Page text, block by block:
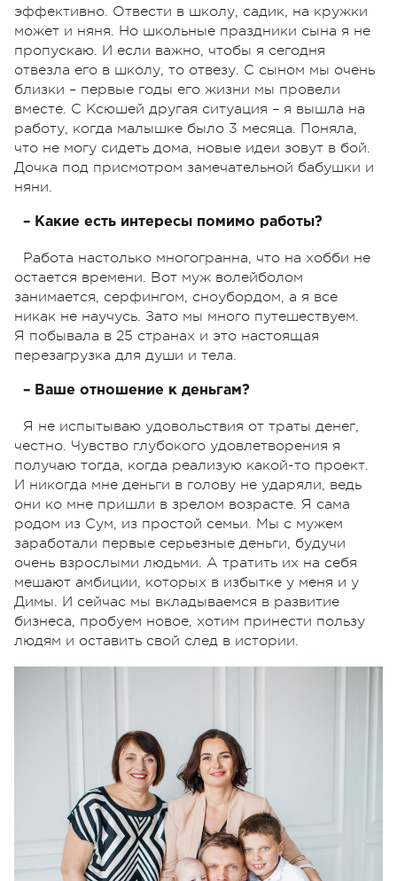
эффективно. Отвести в школу, садик, на кружки
может и няня. Но школьные праздники сына я не
пропускаю. И если важно, чтобы я сегодня
отвезла его в школу, то отвезу. С сыном мы очень
близки – первые годы его жизни мы провели
вместе. С Ксюшей другая ситуация – я вышла на
работу, когда малышке было 3 месяца. Поняла,
что не могу сидеть дома, новые идеи зовут в бой.
Дочка под присмотром замечательной бабушки и
няни.
– Какие есть интересы помимо работы?
Работа настолько многогранна, что на хобби не
остается времени. Вот муж волейболом
занимается, серфингом, сноубордом, а я все
никак не научусь. Зато мы много путешествуем.
Я побывала в 25 странах и это настоящая
перезагрузка для души и тела.
– Ваше отношение к деньгам?
Я не испытываю удовольствия от траты денег,
честно. Чувство глубокого удовлетворения я
получаю тогда, когда реализую какой-то проект.
И никогда мне деньги в голову не ударяли, ведь
они ко мне пришли в зрелом возрасте. Я сама
родом из Сум, из простой семьи. Мы с мужем
заработали первые серьезные деньги, будучи
очень взрослыми людьми. А тратить их на себя
мешают амбиции, которых в избытке у меня и у
Димы. И сейчас мы вкладываемся в развитие
бизнеса, пробуем новое, хотим принести пользу
людям и оставить свой след в истории.